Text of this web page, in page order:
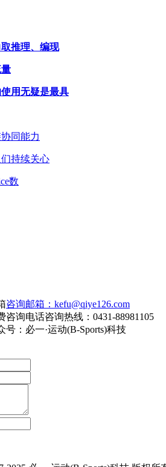
推理、编现
用无疑是最具
同能力
持续关心
数
咨询邮箱：kefu@qiye126.com
咨询热线：0431-88981105
号：必一·运动(B-Sports)科技